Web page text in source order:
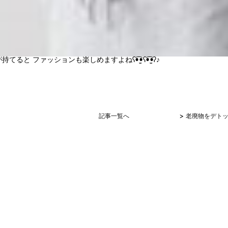
てると ファッションも楽しめますよねʕ•̫͡•ʕ•̫͡•ʔ♪
記事一覧へ > 老廃物をデト